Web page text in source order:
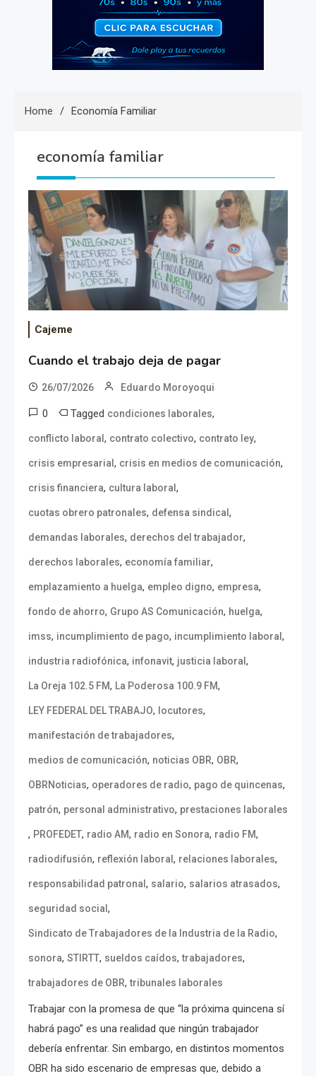
Home Economía Familiar
economía familiar
Cajeme
Cuando el trabajo deja de pagar
26/07/2026 Eduardo Moroyoqui
0 Tagged condiciones laborales,
conflicto laboral , contrato colectivo, contrato ley,
crisis empresarial , crisis en medios de comunicación,
crisis financiera, cultura laboral ,
cuotas obrero patronales, defensa sindical ,
demandas laborales, derechos del trabajador,
derechos laborales, economía familiar,
emplazamiento a huelga, empleo digno, empresa,
fondo de ahorro, Grupo AS Comunicación, huelga,
imss, incumplimiento de pago, incumplimiento laboral ,
industria radiofónica, infonavit, justicia laboral ,
La Oreja 102.5 FM, La Poderosa 100.9 FM,
LEY FEDERAL DEL TRABAJO, locutores,
manifestación de trabajadores,
medios de comunicación, noticias OBR, OBR,
OBRNoticias, operadores de radio, pago de quincenas,
patrón, personal administrativo, prestaciones laborales
, PROFEDET, radio AM, radio en Sonora, radio FM,
radiodifusión, reflexión laboral , relaciones laborales,
responsabilidad patronal , salario, salarios atrasados,
seguridad social ,
Sindicato de Trabajadores de la Industria de la Radio,
sonora, STIRTT, sueldos caídos,trabajadores,
trabajadores de OBR,tribunales laborales
Trabajar con la promesa de que “la próxima quincena sí
habrá pago” es una realidad que ningún trabajador
debería enfrentar. Sin embargo, en distintos momentos
OBR ha sido escenario de empresas que, debido a